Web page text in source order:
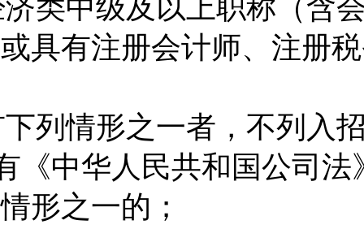
类中级及以上职称（含
具有注册会计师、注册
列情形之一者，不列入
《中华人民共和国公司法
形之一的；